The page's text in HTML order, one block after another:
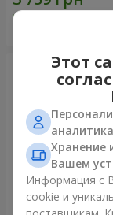
Этот
Хранение
Вашем
Информация с
cookie и